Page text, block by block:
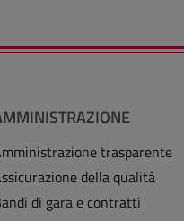
trasparente
della qualità
di gara e contratti